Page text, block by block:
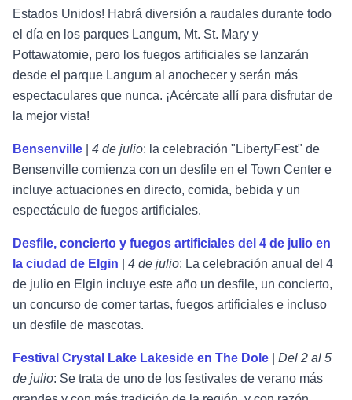
Estados Unidos! Habrá diversión a raudales durante todo
el día en los parques Langum, Mt. St. Mary y
Pottawatomie, pero los fuegos artificiales se lanzarán
desde el parque Langum al anochecer y serán más
espectaculares que nunca. ¡Acércate allí para disfrutar de
la mejor vista!
Bensenville 4 de julio: la celebración "LibertyFest" de
Bensenville comienza con un desfile en el Town Center e
incluye actuaciones en directo, comida, bebida y un
espectáculo de fuegos artificiales.
Desfile, concierto y fuegos artificiales del 4 de julio en
la ciudad de Elgin
4 de julio: La celebración anual del 4
de julio en Elgin incluye este año un desfile, un concierto,
un concurso de comer tartas, fuegos artificiales e incluso
un desfile de mascotas.
Festival Crystal Lake Lakeside en The Dole
Del 2 al 5
de julio: Se trata de uno de los festivales de verano más